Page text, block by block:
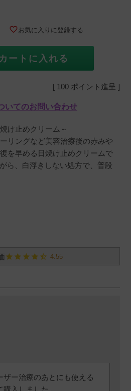
お気に入りに登録する
カートに入れる
[ 100 ポイント進呈 ]
いてのお問い合わせ
け止めクリーム～
リングなど美容治療後の赤みや
を早める日焼け止めクリームで
ら、白浮きしない処方で、普段
4.55
ザー治療のあとにも使える